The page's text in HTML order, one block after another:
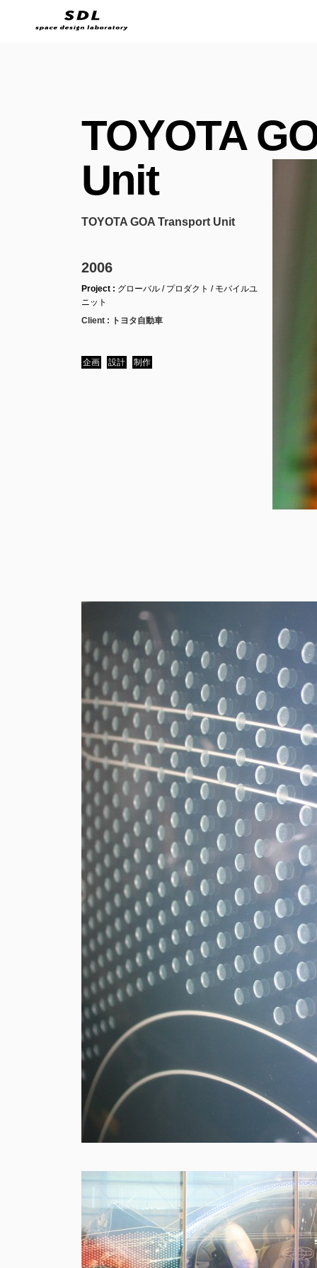
TOYOTA
Unit
TOYOTA GOA Transport Unit
2006
Project : グローバル / プロダクト / モバイルユ
ニット
Client :
トヨタ自動車
企画 設計 制作
2025
Ploom Stand
Ploom Stand 店舗開発プロジェクト
Client
: JT
Project :
企画 設計